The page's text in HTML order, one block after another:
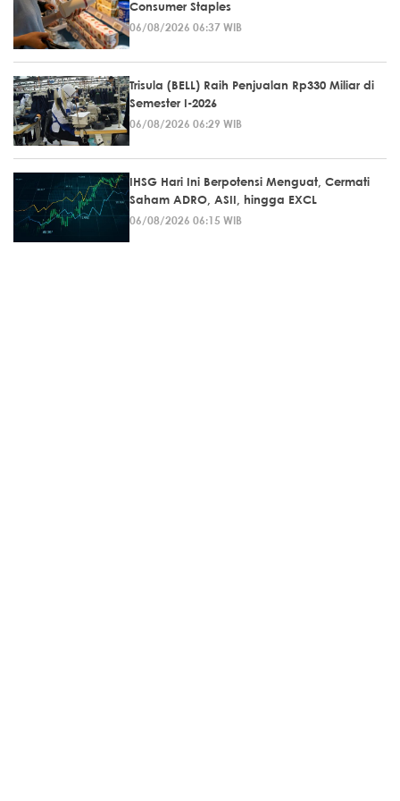
Consumer Staples
06/08/2026 06:37 WIB
Trisula (BELL) Raih Penjualan Rp330 Miliar di
Semester I-2026
06/08/2026 06:29 WIB
IHSG Hari Ini Berpotensi Menguat, Cermati
Saham ADRO, ASII, hingga EXCL
06/08/2026 06:15 WIB